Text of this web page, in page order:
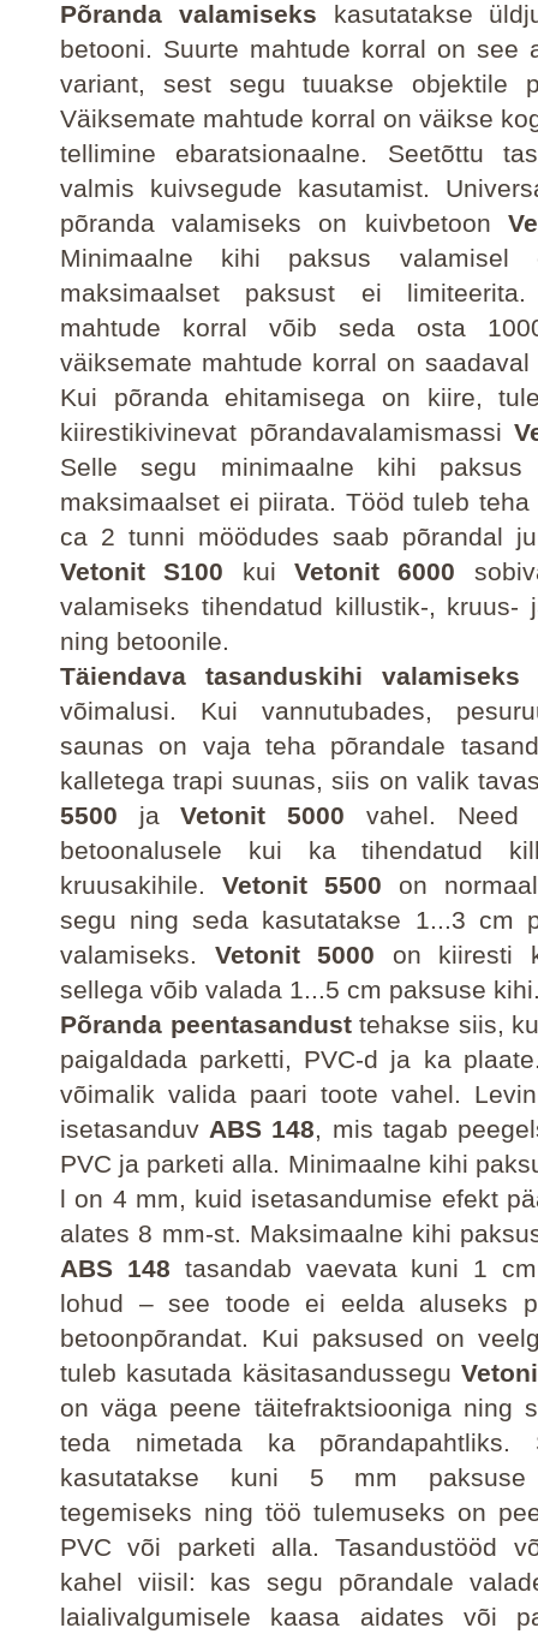
Põranda valamiseks kasutatakse
betooni. Suurte mahtude korral on see
variant, sest segu tuuakse objektile
Väiksemate mahtude korral on väikse
tellimine ebaratsionaalne. Seetõttu
valmis kuivsegude kasutamist.
põranda valamiseks on kuivbetoon
Minimaalne kihi paksus
maksimaalset paksust ei limiteerita.
mahtude korral võib seda osta
väiksemate mahtude korral on saadaval
Kui põranda ehitamisega on kiire,
kiirestikivinevat põrandavalamismassi
Selle segu minimaalne kihi
maksimaalset ei piirata. Tööd tuleb
ca 2 tunni möödudes saab põrandal
Vetonit S100 kuiVetonit 6000
valamiseks tihendatud killustik-, kruus-
ning betoonile.
Täiendava tasanduskihi valamiseks
võimalusi. Kui vannutubades,
saunas on vaja teha põrandale
kalletega trapi suunas, siis on valik
5500 jaVetonit 5000 vahel. Need
betoonalusele kui ka tihendatud
kruusakihile. Vetonit 5500 on
segu ning seda kasutatakse 1...3 cm
valamiseks. Vetonit 5000 on kiiresti
sellega võib valada 1...5 cm paksuse
Põranda peentasandusttehakse siis,
paigaldada parketti, PVC-d ja ka
võimalik valida paari toote vahel.
isetasanduv ABS 148, mis tagab
PVC ja parketi alla. Minimaalne kihi
l on 4 mm, kuid isetasandumise efekt
alates 8 mm-st. Maksimaalne kihi
ABS 148 tasandab vaevata kuni 1 cm
lohud – see toode ei eelda aluseks
betoonpõrandat. Kui paksused on
tuleb kasutada käsitasandussegu
on väga peene täitefraktsiooniga ning
teda nimetada kapõrandapahtliks.
kasutatakse kuni 5 mm
paksuse
tegemiseks ning töö tulemuseks on
PVC või parketi alla. Tasandustööd
kahel viisil: kas segu põrandale
laialivalgumisele kaasa aidates või